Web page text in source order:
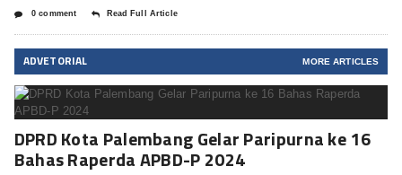
0 comment Read Full Article
ADVETORIAL MORE ARTICLES
DPRD Kota Palembang Gelar Paripurna ke 16
Bahas Raperda APBD-P 2024